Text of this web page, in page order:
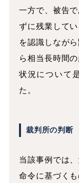
一方で、被告
ずに残業して
を認識しなが
ら相当長時間
状況について
た。
裁判所の判断
当該事例では
命令に基づく